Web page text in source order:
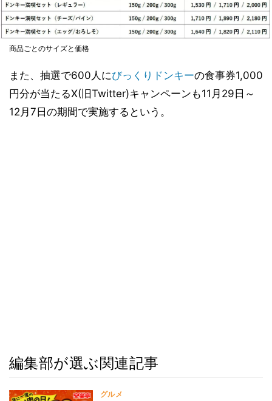
商品ごとのサイズと価格
また、抽選で600人にびっくりドンキーの食事券1,000
円分が当たるX(旧Twitter)キャンペーンも11月29日～
12月7日の期間で実施するという。
編集部が選ぶ関連記事
グルメ